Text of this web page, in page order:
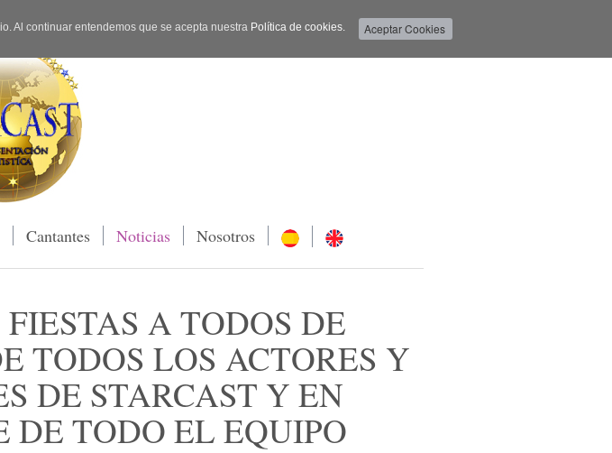
Al continuar entendemos que se acepta nuestra Política de cookies.
Cantantes Noticias Nosotros
A TODOS DE
TODOS LOS ACTORES Y
DE STARCAST Y EN
DE TODO EL EQUIPO